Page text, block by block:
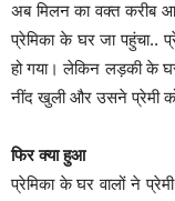
अब मिलन का वक्त करीब आ
प्रेमिका के घर जा पहुंचा..
हो गया। लेकिन लड़की के
नींद खुली और उसने प्रेमी
फिर क्या हुआ
प्रेमिका के घर वालों ने